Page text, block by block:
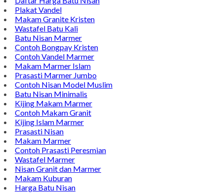
Plakat Vandel
Makam Granite Kristen
Wastafel Batu Kali
Batu Nisan Marmer
Contoh Bongpay Kristen
Contoh Vandel Marmer
Makam Marmer Islam
Prasasti Marmer Jumbo
Contoh Nisan Model Muslim
Batu Nisan Minimalis
Kijing Makam Marmer
Contoh Makam Granit
Kijing Islam Marmer
Prasasti Nisan
Makam Marmer
Contoh Prasasti Peresmian
Wastafel Marmer
Nisan Granit dan Marmer
Makam Kuburan
Harga Batu Nisan